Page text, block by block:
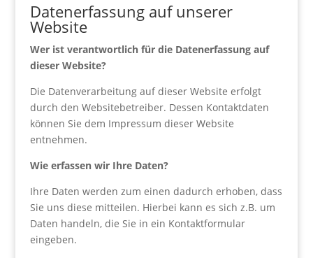
Datenerfassung auf unserer
Website
Wer ist verantwortlich für die Datenerfassung auf
dieser Website?
Die Datenverarbeitung auf dieser Website erfolgt
durch den Websitebetreiber. Dessen Kontaktdaten
können Sie dem Impressum dieser Website
entnehmen.
Wie erfassen wir Ihre Daten?
Ihre Daten werden zum einen dadurch erhoben, dass
Sie uns diese mitteilen. Hierbei kann es sich z.B. um
Daten handeln, die Sie in ein Kontaktformular
eingeben.